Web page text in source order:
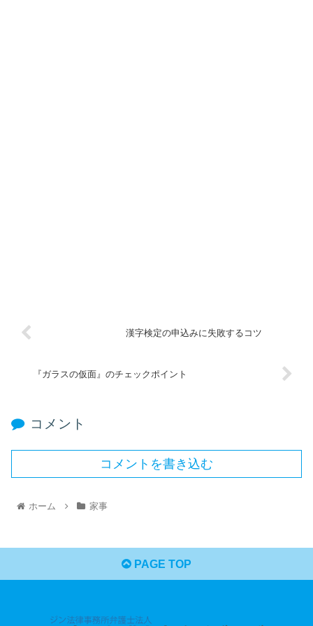
漢字検定の申込みに失敗するコツ
『ガラスの仮面』のチェックポイント
コメント
コメントを書き込む
ホーム 家事
PAGE TOP